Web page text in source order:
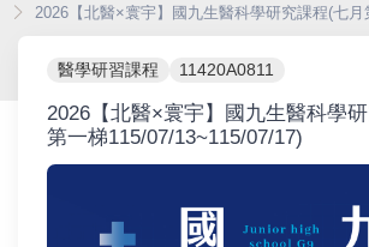
2026【北醫×寰宇】國九生醫科學研究課程(七
醫學研習課程 11420A0811
2026【北醫×寰宇】國九生醫科學
第一梯115/07/13~115/07/17)